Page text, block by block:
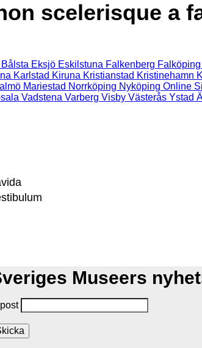
scelerisque a
Bålsta Eksjö Eskilstuna Falkenberg Falköping
Karlstad Kiruna Kristianstad Kristinehamn
Mariestad Norrköping Nyköping Online
Vadstena Varberg Visby Västerås Ystad
Museers